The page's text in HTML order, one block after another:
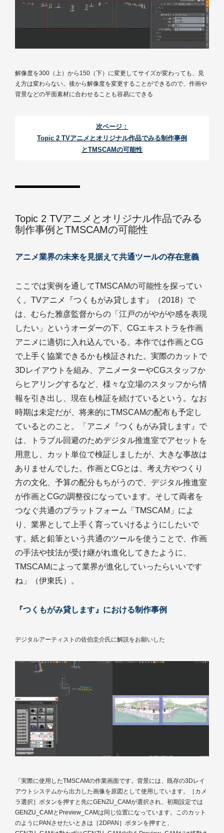
解像度を300（上）から150（下）に変更してサイズが変わっても、見
え方は変わらない。後から解像度を変更することができるので、作画や
背景などの平面素材に合わせることも容易にできる
次ページ：
Topic 2 TVアニメとオリジナル作品でみる制作事例
とTMSCAMの可能性
Topic 2 TVアニメとオリジナル作品でみる
制作事例とTMSCAMの可能性
アニメ業界の未来を見据えて共通ツールの存在意義
ここでは実例を通してTMSCAMの可能性を探ってい
く。TVアニメ『つくもがみ貸します』（2018）で
は、むらた雅彦監督からの「江戸のがやがや感を表現
したい」というオーダーの下、CGエキストラを作画
アニメに適切に入れ込んでいる。本作では作画とCG
で上手く協業できるかも検証された。実際のカットで
3Dレイアウトを組み、アニメーターやCGスタッフか
らヒアリングするなど、様々な立場のスタッフから情
報を引き出し、現在も検証を続けているという。なお
時期は未定だが、将来的にTMSCAMの配布も予定し
ているとのこと。「アニメ『つくもがみ貸します』で
は、トラブル回避のためデジタル推進室でアセットを
用意し、カット単位で検証しましたが、大きな事故は
ありませんでした。作画とCGとは、考え方やつくり
方の文化、予算の配分もちがうので、デジタル推進室
が作画とCGの調整役になっています。そして両者を
つなぐ共通のプラットフォーム「TMSCAM」によ
り、業界として上手く育っていけるようにしたいで
す。紙と鉛筆という共通のツールを使うことで、作画
の手法や技法が受け継がれ進化してきたように、
TMSCAMによって業界が進化していったらいいです
ね」（伊東氏）。
『つくもがみ貸します』における制作事例
デジタルアーティストの佐伯圭介氏に解説をお願いした
「実際に使用したTMSCAMの作業画面です。背景には、既存の3Dレイ
アウトシステムから出力した画像を原図として使用しています。［カメ
ラ選択］ボタンを押すと先にGENZU_CAMが選択され、初期設定では
GENZU_CAMとPreview_CAMは同じ位置になっています。このカット
のようにPANさせたいときは［2DPAN］ボタンを押すと、